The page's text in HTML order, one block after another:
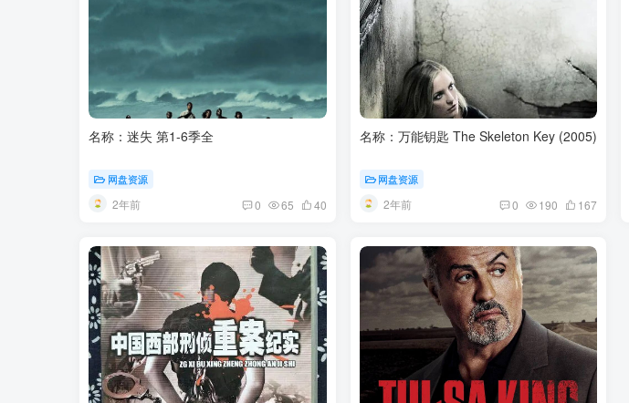
名称：迷失 第1-6季全
网盘资源
2年前 0 65 40
名称：万能钥匙 The Skeleton Key (2005)
网盘资源
2年前 0 190 167